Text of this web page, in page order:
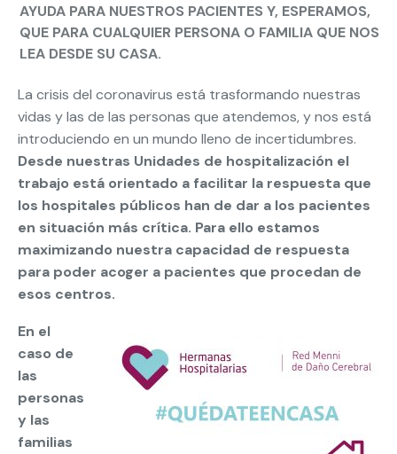
AYUDA PARA NUESTROS PACIENTES Y, ESPERAMOS,
QUE PARA CUALQUIER PERSONA O FAMILIA QUE NOS
LEA DESDE SU CASA.
La crisis del coronavirus está trasformando nuestras
vidas y las de las personas que atendemos, y nos está
introduciendo en un mundo lleno de incertidumbres.
Desde nuestras Unidades de hospitalización el
trabajo está orientado a facilitar la respuesta que
los hospitales públicos han de dar a los pacientes
en situación más crítica. Para ello estamos
maximizando nuestra capacidad de respuesta
para poder acoger a pacientes que procedan de
esos centros.
En el
caso de
las
personas
y las
familias